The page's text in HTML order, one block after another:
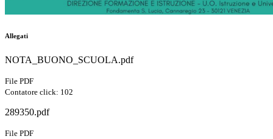
Allegati
NOTA_BUONO_SCUOLA.pdf
File PDF
Contatore click: 102
289350.pdf
File PDF